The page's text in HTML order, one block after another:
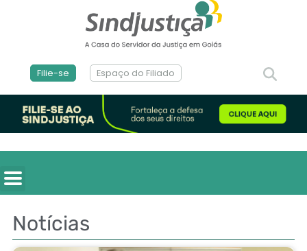
Filie-se Espaço do Filiado
Notícias